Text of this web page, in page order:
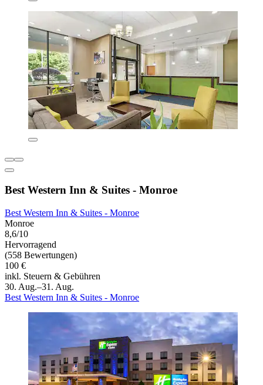
Best Western Inn & Suites - Monroe
Best Western Inn & Suites - Monroe
Monroe
8,6/10
Hervorragend
(558 Bewertungen)
100 €
inkl. Steuern & Gebühren
30. Aug.–31. Aug.
Best Western Inn & Suites - Monroe